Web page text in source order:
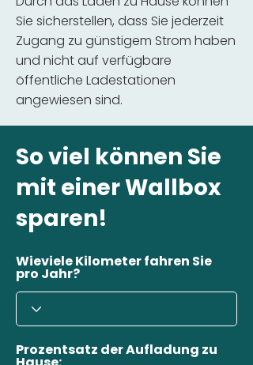
Sie sicherstellen, dass Sie jederzeit
Zugang zu günstigem Strom haben
und nicht auf verfügbare
öffentliche Ladestationen
angewiesen sind.
So viel können Sie
mit einer Wallbox
sparen!
Wieviele Kilometer fahren Sie
pro Jahr?
Prozentsatz der Aufladung zu